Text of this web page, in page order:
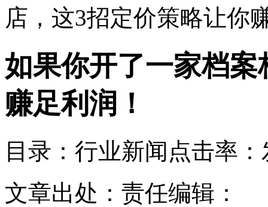
店，这3招定价策略让你
如果你开了一家档
赚足利润！
目录：行业新闻 点击率：
文章出处： 责任编辑：